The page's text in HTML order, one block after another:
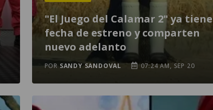
"El Juego del Calamar 2" ya tiene
fecha de estreno y comparten
nuevo adelanto
POR SANDY SANDOVAL 07:24 AM, SEP 20